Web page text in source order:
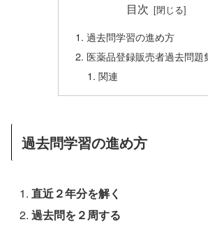
目次
過去問学習の進め方
医薬品登録販売者過去問題
関連
過去問学習の進め方
直近２年分を解く
過去問を２周する